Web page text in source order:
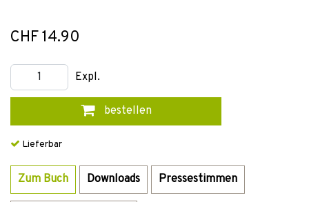
CHF 14.90
Expl.
bestellen
Lieferbar
Zum Buch Downloads Pressestimmen